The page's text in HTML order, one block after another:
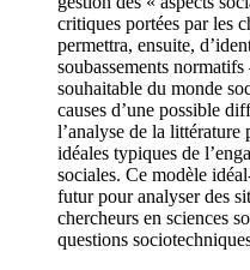
critiques portées par les
permettra, ensuite,
soubassements
souhaitable du monde
causes d’une possible
l’analyse de la littérature
idéales typiques de
sociales. Ce modèle
futur pour analyser des
chercheurs en sciences
questions